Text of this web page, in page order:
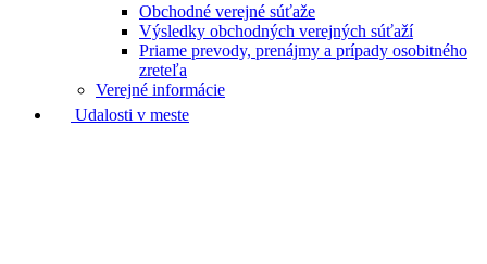
Obchodné verejné súťaže
Výsledky obchodných verejných súťaží
Priame prevody, prenájmy a prípady osobitného
zreteľa
Verejné informácie
Udalosti v meste